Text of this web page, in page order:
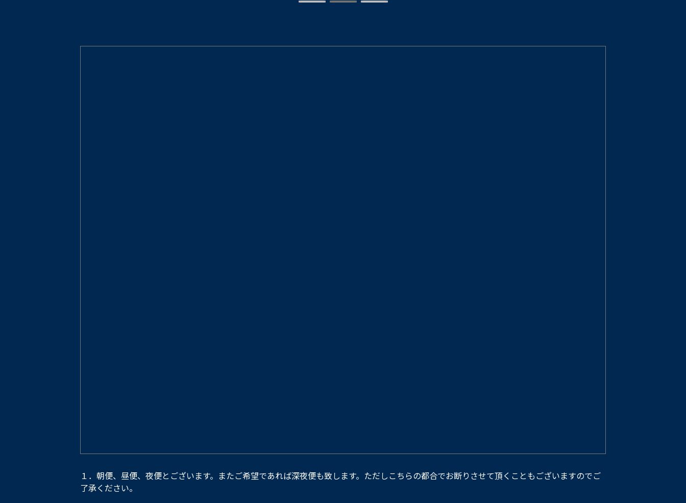
１．朝便、昼便、夜便とございます。またご希望であれば深夜便も致します。ただしこちらの都合でお断りさせて頂くこともございますのでご
了承ください。